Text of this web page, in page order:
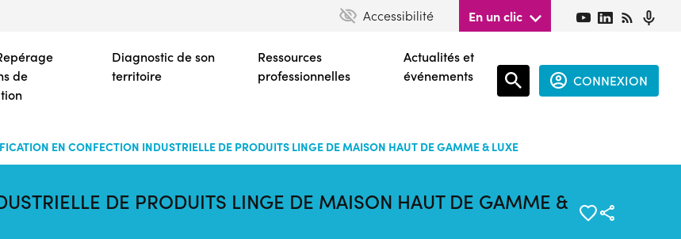
contenu
principal
Accessibilité En un clic
de
Diagnostic de son
territoire
Ressources
professionnelles
Actualités et
événements
CONNEXION
guest
EN CONFECTION INDUSTRIELLE DE PRODUITS LINGE DE MAISON HAUT DE GAMME & LUXE
DE PRODUITS LINGE DE MAISON HAUT DE GAMME &